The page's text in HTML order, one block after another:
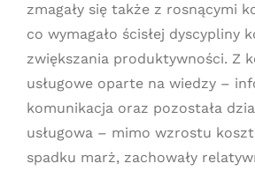
zmagały się także z rosnącymi
co wymagało ścisłej dyscypliny
zwiększania produktywności. Z
usługowe oparte na wiedzy –
komunikacja oraz pozostała
usługowa – mimo wzrostu
spadku marż, zachowały